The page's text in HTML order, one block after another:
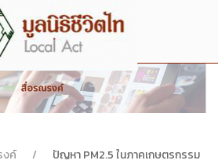
งค์ ปัญหา PM2.5 ในภาคเกษตรกรรม